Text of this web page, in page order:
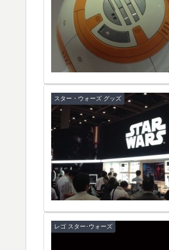
スター・ウォーズ グッズ
レゴ スター･ウォーズ